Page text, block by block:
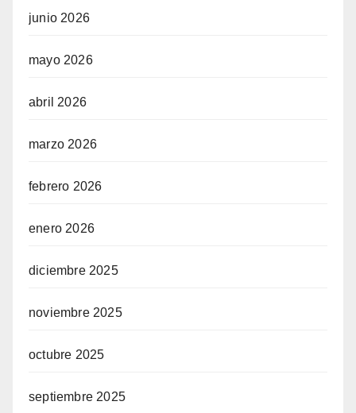
junio 2026
mayo 2026
abril 2026
marzo 2026
febrero 2026
enero 2026
diciembre 2025
noviembre 2025
octubre 2025
septiembre 2025